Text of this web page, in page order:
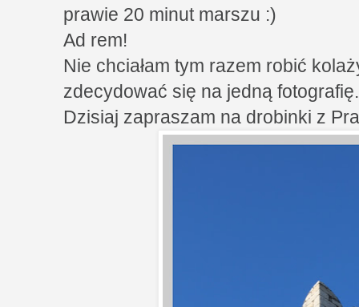
prawie 20 minut marszu :)
Ad rem!
Nie chciałam tym razem robić
zdecydować się na jedną fotografię.
Dzisiaj zapraszam na drobinki z